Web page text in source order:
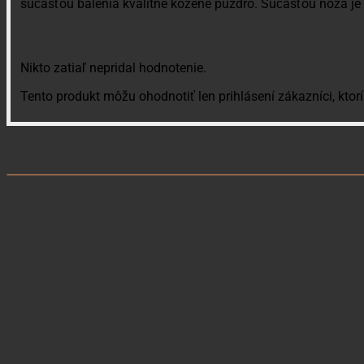
súčasťou balenia kvalitné kožené púzdro. Súčasťou noža
Nikto zatiaľ nepridal hodnotenie.
Tento produkt môžu ohodnotiť len prihlásení zákazníci,